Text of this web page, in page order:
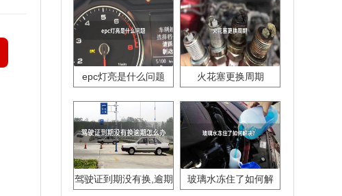
epc灯亮是什么问题 火花塞更换周期
驾驶证到期没有换,逾期
玻璃水冻住了如何解